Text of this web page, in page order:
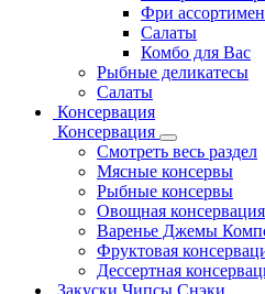
Фри
Салаты
Комбо для Вас
Рыбные деликатесы
Салаты
Консервация
Консервация
Смотреть весь раздел
Мясные консервы
Рыбные консервы
Овощная консервация
Варенье Джемы
Фруктовая
Дессертная
Закуски Чипсы Снэки